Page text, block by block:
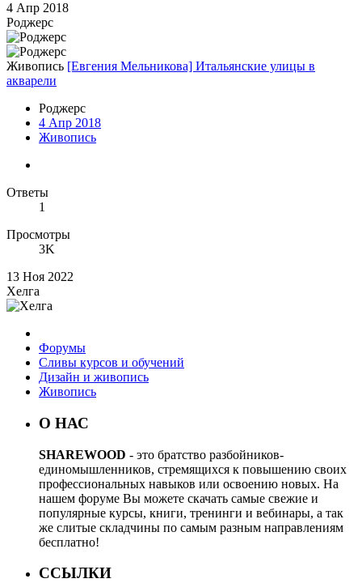
4 Апр 2018
Роджерc
Живопись [Евгения Мельникова] Итальянские улицы в
акварели
Роджерc
4 Апр 2018
Живопись
Ответы
1
Просмотры
3K
13 Ноя 2022
Хелга
Форумы
Сливы курсов и обучений
Дизайн и живопись
Живопись
О НАС
SHAREWOOD - это братство разбойников-
единомышленников, стремящихся к повышению своих
профессиональных навыков или освоению новых. На
нашем форуме Вы можете скачать самые свежие и
популярные курсы, книги, тренинги и вебинары, а так
же слитые складчины по самым разным направлениям
бесплатно!
ССЫЛКИ